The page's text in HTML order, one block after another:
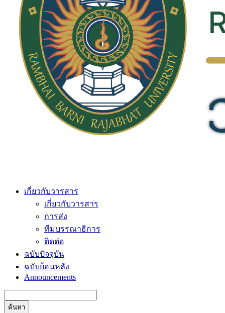
เกี่ยวกับวารสาร
เกี่ยวกับวารสาร
การส่ง
ทีมบรรณาธิการ
ติดต่อ
ฉบับปัจจุบัน
ฉบับย้อนหลัง
Announcements
ค้นหา